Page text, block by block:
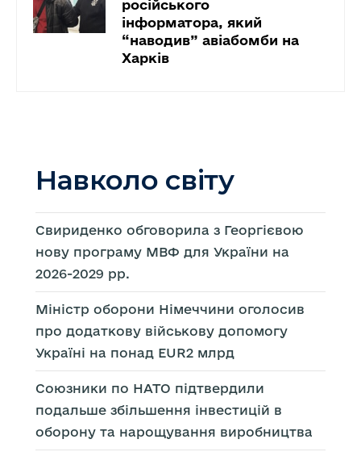
російського
інформатора, який
“наводив” авіабомби на
Харків
Навколо світу
Свириденко обговорила з Георгієвою
нову програму МВФ для України на
2026-2029 рр.
Міністр оборони Німеччини оголосив
про додаткову військову допомогу
Україні на понад EUR2 млрд
Союзники по НАТО підтвердили
подальше збільшення інвестицій в
оборону та нарощування виробництва